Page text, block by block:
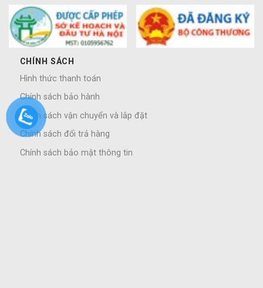
CHÍNH SÁCH
Hình thức thanh toán
Chính sách bảo hành
Chính sách vận chuyển và lắp đặt
Chính sách đổi trả hàng
Chính sách bảo mật thông tin